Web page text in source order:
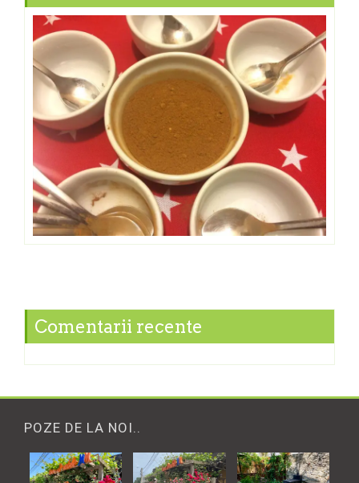
Comentarii recente
POZE DE LA NOI..